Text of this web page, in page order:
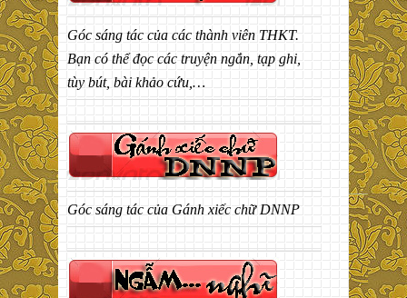
Góc sáng tác của các thành viên THKT.
Bạn có thể đọc các truyện ngắn, tạp ghi,
tùy bút, bài khảo cứu,…
Góc sáng tác của Gánh xiếc chữ DNNP